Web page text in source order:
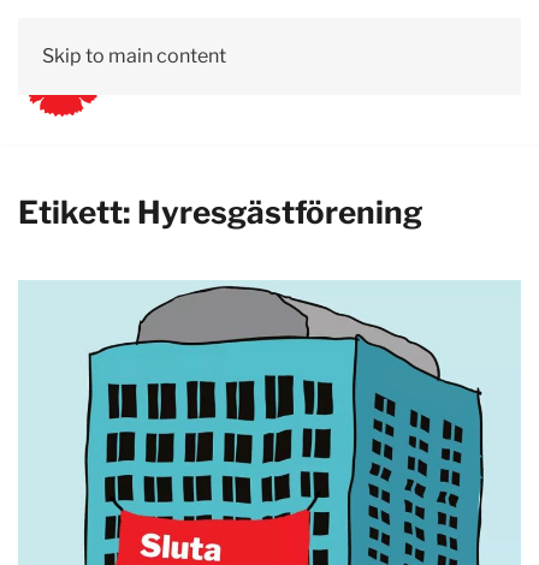
Skip to main content
Etikett: Hyresgästförening